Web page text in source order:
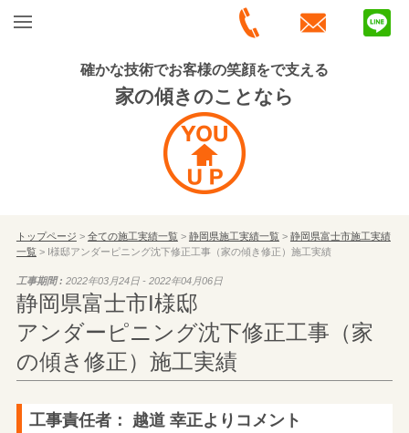
確かな技術でお客様の笑顔をで支える
家の傾きのことなら
トップページ > 全ての施工実績一覧> 静岡県施工実績一覧> 静岡県富士市施工実績
一覧> I様邸アンダーピニング沈下修正工事（家の傾き修正）施工実績
工事期間 : 2022年03月24日 - 2022年04月06日
静岡県富士市I様邸
アンダーピニング沈下修正工事（家
の傾き修正）施工実績
工事責任者： 越道 幸正よりコメント